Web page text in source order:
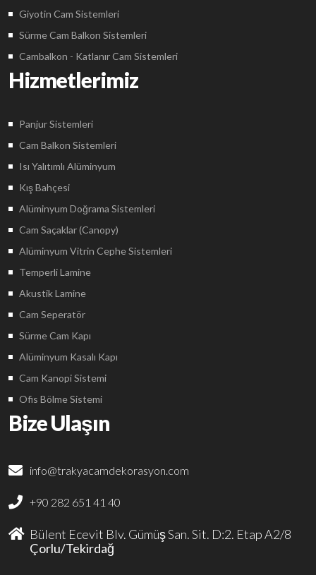
Giyotin Cam Sistemleri
Sürme Cam Balkon Sistemleri
Cambalkon - Katlanır Cam Sistemleri
Hizmetlerimiz
Panjur Sistemleri
Cam Balkon Sistemleri
Isı Yalıtımlı Alüminyum
Kış Bahçesi
Alüminyum Doğrama Sistemleri
Cam Saçaklar (Canopy)
Alüminyum Vitrin Cephe Sistemleri
Temperli Lamine
Akustik Lamine
Cam Seperatör
Sürme Cam Kapı
Alüminyum Kasalı Kapı
Cam Kanopi Sistemi
Ofis Bölme Sistemi
Bize Ulaşın
info@trakyacamdekorasyon.com
+90 282 651 41 40
Bülent Ecevit Blv. Gümüş San. Sit. D:2. Etap A2/8
Çorlu/Tekirdağ